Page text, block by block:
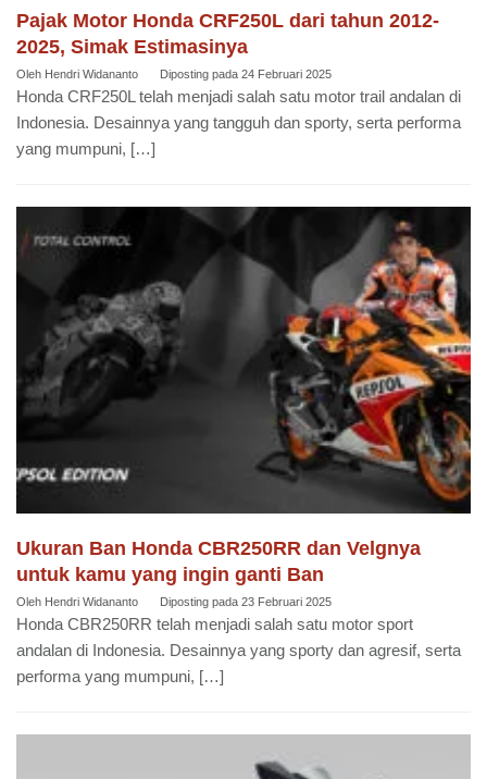
Pajak Motor Honda CRF250L dari tahun 2012-
2025, Simak Estimasinya
Oleh Hendri Widananto Diposting pada 24 Februari 2025
Honda CRF250L telah menjadi salah satu motor trail andalan di
Indonesia. Desainnya yang tangguh dan sporty, serta performa
yang mumpuni, […]
Ukuran Ban Honda CBR250RR dan Velgnya
untuk kamu yang ingin ganti Ban
Oleh Hendri Widananto Diposting pada 23 Februari 2025
Honda CBR250RR telah menjadi salah satu motor sport
andalan di Indonesia. Desainnya yang sporty dan agresif, serta
performa yang mumpuni, […]